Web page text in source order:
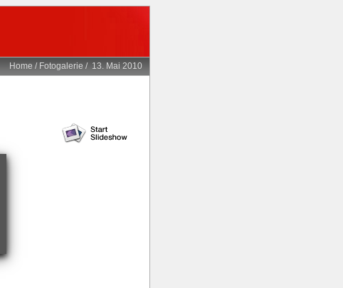
Home / Fotogalerie / 13. Mai 2010